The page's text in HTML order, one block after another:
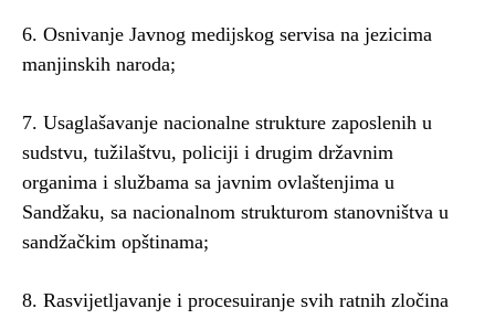
6. Osnivanje Javnog medijskog servisa na jezicima
manjinskih naroda;
7. Usaglašavanje nacionalne strukture zaposlenih u
sudstvu, tužilaštvu, policiji i drugim državnim
organima i službama sa javnim ovlaštenjima u
Sandžaku, sa nacionalnom strukturom stanovništva u
sandžačkim opštinama;
8. Rasvijetljavanje i procesuiranje svih ratnih zločina